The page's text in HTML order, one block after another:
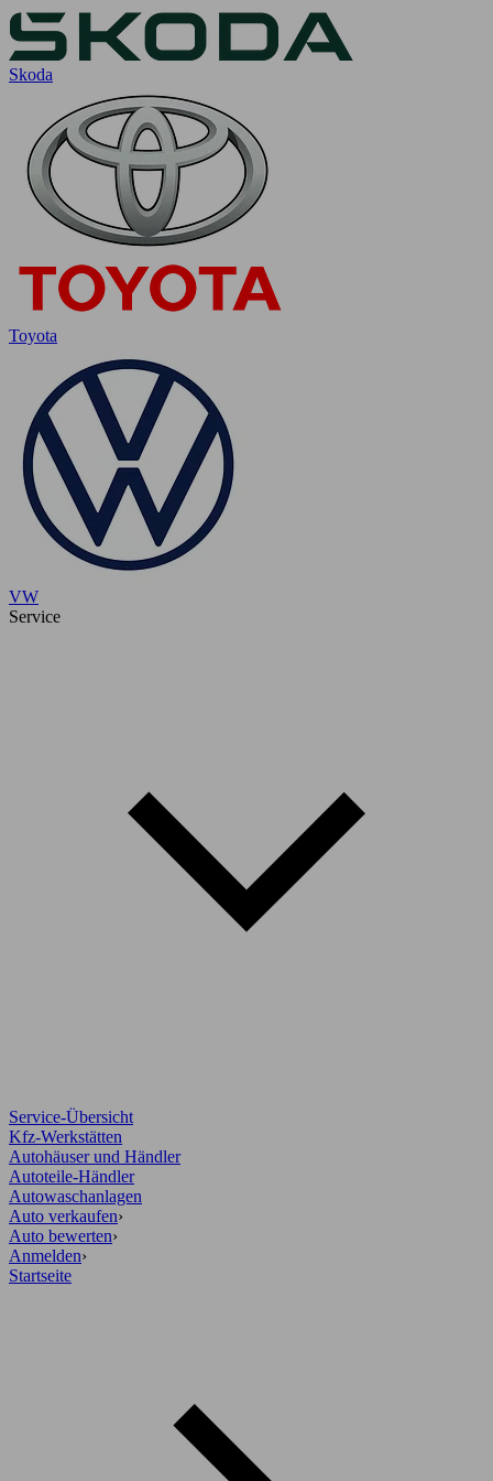
Skoda
Toyota
VW
Service
Service-Übersicht
Kfz-Werkstätten
Autohäuser und Händler
Autoteile-Händler
Autowaschanlagen
Auto verkaufen›
Auto bewerten›
Anmelden›
Startseite